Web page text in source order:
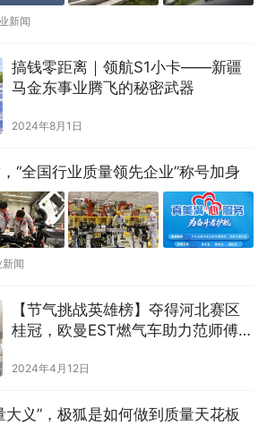
新闻
搞钱零距离｜领航S1小卡——新疆
马金东事业腾飞的秘密武器
2024年8月1日
“全国行业质量领先企业”称号加身
闻
【节气挑战英雄榜】夺得河北赛区
桂冠，欧曼EST燃气车助力范师傅运
2024年4月12日
大义”，极狐是如何做到质量天花板